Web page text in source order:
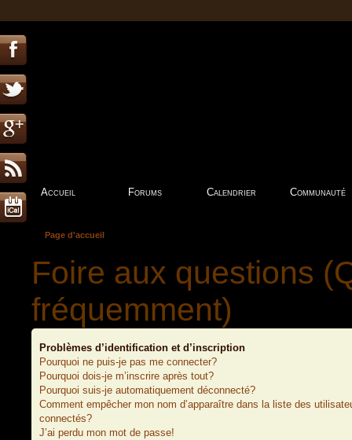
Accueil Forums Calendrier Communauté
Page d'accueil
Foire aux questions
fréquemment)
Problèmes d’identification et d’inscription
Pourquoi ne puis-je pas me connecter?
Pourquoi dois-je m’inscrire après tout?
Pourquoi suis-je automatiquement déconnecté?
Comment empêcher mon nom d’apparaître dans la liste des
connectés?
J’ai perdu mon mot de passe!